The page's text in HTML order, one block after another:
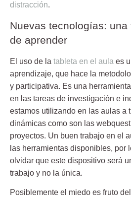
distracción.
Nuevas tecnologías: una
de aprender
El uso de la tableta en el aula es
aprendizaje, que hace la
y participativa. Es una
en las tareas de investigación e
estamos utilizando en las aulas a
dinámicas como son las
proyectos. Un buen trabajo en el
las herramientas disponibles, por
olvidar que este dispositivo será
trabajo y no la única.
Posiblemente el miedo es fruto